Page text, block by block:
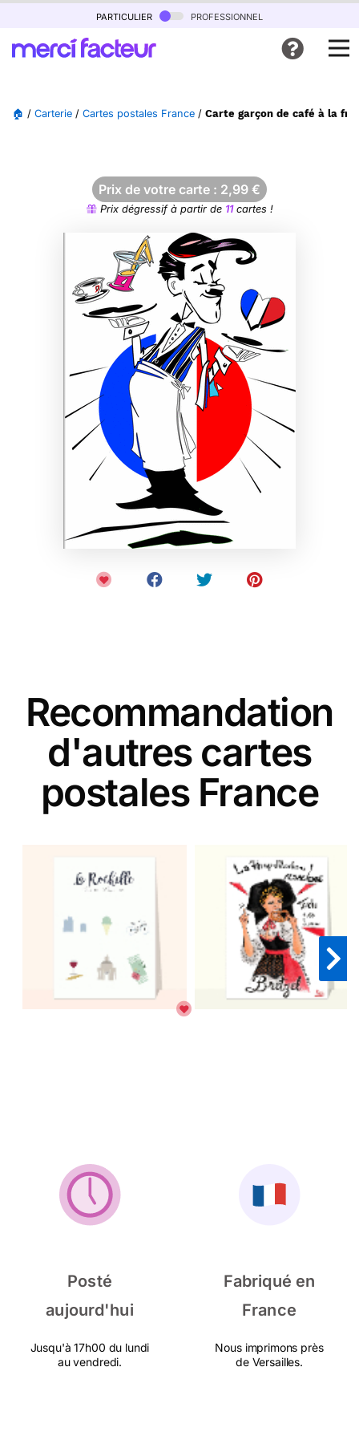
particulier professionnel
🏠 / Carterie / Cartes postales France / Carte garçon de café à la
Prix de votre carte : 2,99 €
Prix dégressif à partir de 11cartes !
Recommandation
d'autres cartes
postales France
Posté
aujourd'hui
Jusqu'à 17h00 du lundi
au vendredi.
Fabriqué en
France
Nous imprimons près
de Versailles.